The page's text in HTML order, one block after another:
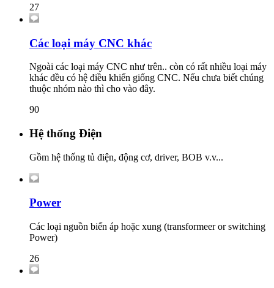
27
Các loại máy CNC khác
Ngoài các loại máy CNC như trên.. còn có rất nhiều loại máy
khác đều có hệ điều khiển giống CNC. Nếu chưa biết chúng
thuộc nhóm nào thì cho vào đây.
90
Hệ thống Điện
Gồm hệ thống tủ điện, động cơ, driver, BOB v.v...
Power
Các loại nguồn biến áp hoặc xung (transformeer or switching
Power)
26